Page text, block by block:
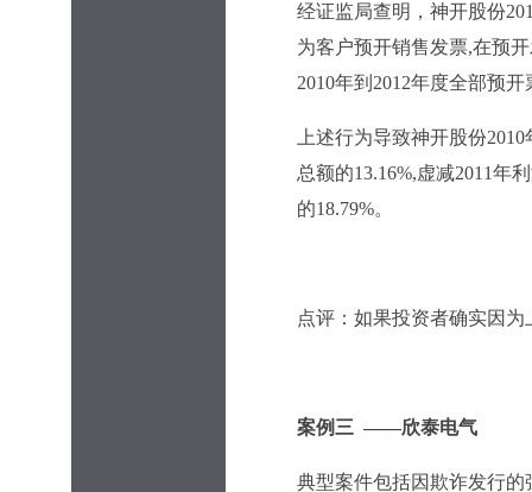
经证监局查明，神开股份
为客户预开销售发票,在预
2010年到2012年度全部预
上述行为导致神开股份
总额的13.16%,虚减2011年
的18.79%。
点评：如果投资者确实因
案例三 ——欣泰电气
典型案件包括因欺诈发行